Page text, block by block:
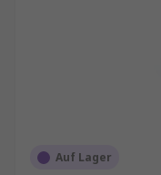
Auf Lager